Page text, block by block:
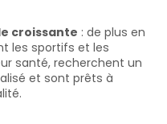
croissante : de plus en
les sportifs et les
santé, recherchent un
et sont prêts à